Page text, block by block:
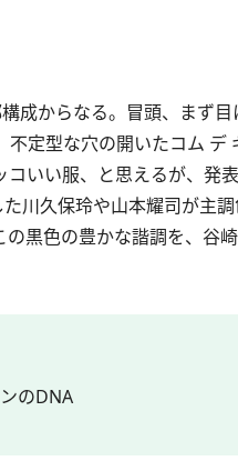
成からなる。冒頭、まず目
定型な穴の開いたコム デ
いい服、と思えるが、発
川久保玲や山本耀司が主調
黒色の豊かな諧調を、谷
のDNA